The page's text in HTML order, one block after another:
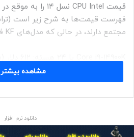
مجتمع دارند، در حالی که مدل‌های KF فاقد آن هستند):
KF)
۱۰ درصد است:
مشاهده بیشتر
دانلود نرم افزار